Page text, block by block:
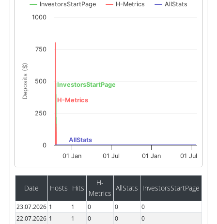
Deposits ($) InvestorsStartPage
H-Metrics
AllStats
InvestorsStartPage H-Metrics AllStats
01 Jan 01 Jul 01 Jan 01 Jul
0
250
500
750
1000
Date Hosts Hits
H-
Metrics
AllStats InvestorsStartPage
23.07.2026 1 1 0 0
0
22.07.2026 1 1 0 0
0